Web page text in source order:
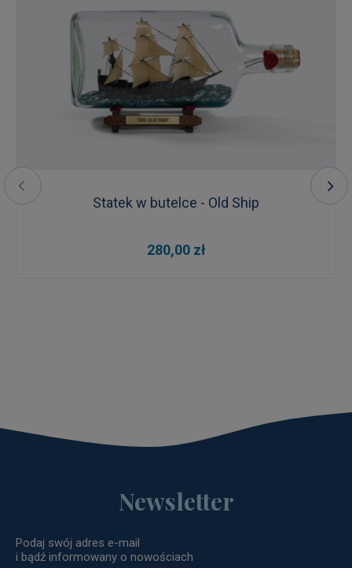
Statek w butelce - Old Ship
280,00 zł
Newsletter
Podaj swój adres e-mail
i bądź informowany o nowościach